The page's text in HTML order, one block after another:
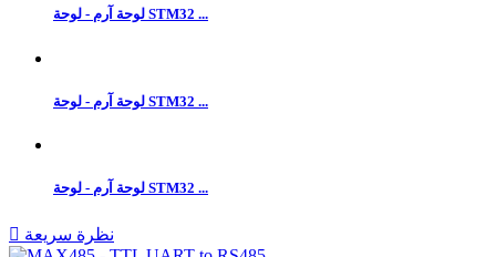
لوحة آرم - لوحة STM32 ...
لوحة آرم - لوحة STM32 ...
لوحة آرم - لوحة STM32 ...
 نظرة سريعة